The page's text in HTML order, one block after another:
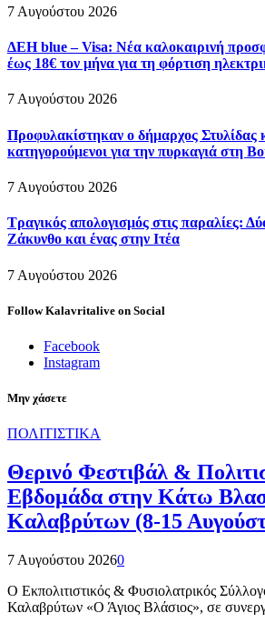
7 Αυγούστου 2026
ΔΕΗ blue – Visa: Νέα καλοκαιρινή
έως 18€ τον μήνα για τη φόρτιση
7 Αυγούστου 2026
Προφυλακίστηκαν ο δήμαρχος Στυλίδας
κατηγορούμενοι για την πυρκαγιά στη
7 Αυγούστου 2026
Τραγικός απολογισμός στις παραλίες:
Ζάκυνθο και ένας στην Ιτέα
7 Αυγούστου 2026
Follow Kalavritalive on Social
Facebook
Instagram
Μην χάσετε
ΠΟΛΙΤΙΣΤΙΚΑ
Θερινό Φεστιβάλ &
Εβδομάδα στην Κάτω
Καλαβρύτων (8-15
7 Αυγούστου 20260
Ο Εκπολιτιστικός & Φυσιολατρικός
Καλαβρύτων «Ο Άγιος Βλάσιος», σε